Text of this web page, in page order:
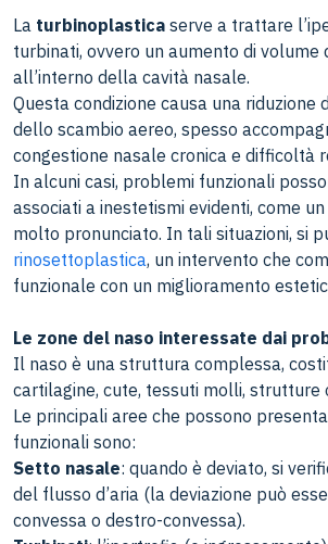
La turbinoplastica serve a trattare
turbinati, ovvero un aumento di
all’interno della cavità nasale.
Questa condizione causa una riduzione
dello scambio aereo, spesso
congestione nasale cronica e difficoltà
In alcuni casi, problemi funzionali
associati a inestetismi evidenti, come
molto pronunciato. In tali situazioni, si
rinosettoplastica, un intervento che
funzionale con un miglioramento
Le zone del naso interessate dai
Il naso è una struttura complessa,
cartilagine, cute, tessuti molli, strutture
Le principali aree che possono
funzionali sono:
Setto nasale: quando è deviato, si
del flusso d’aria (la deviazione può
convessa o destro-convessa).